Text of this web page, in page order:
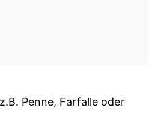
Penne, Farfalle oder